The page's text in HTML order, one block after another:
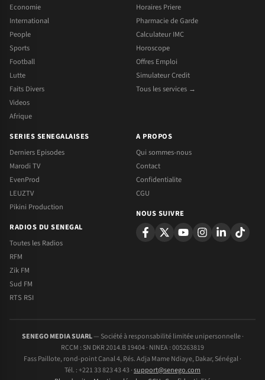
Economie
International
People
Sports
Football
Lutte
Faits Divers
Videos
Afrique
Horaires Priere
Pharmacie de Garde
Calculateur IMC
Horoscope
Offres Emploi
Simulateur Credit
Tous les services →
SERIES SENEGALAISES
Derniers Episodes
Marodi TV
EvenProd
LEUZTV
Pikini Production
RADIOS DU SENEGAL
Toutes les Radios
RFM
Zik FM
Sud FM
RTS RSI
A PROPOS
Qui sommes-nous
Contact
Confidentialite
CGU
NOUS SUIVRE
SENEGO MEDIA SUARL— Société à responsabilité limitée unipersonnelle ·
RCCM : SN DKR 2014.B 19404 · NINEA : 005263819
Fass Paillote, rond-point Canal 4, Rés. Adja Mame Ndiaye, Dakar, Sénégal ·
Tél. : +221 33 823 43 43 ·support@senego.com